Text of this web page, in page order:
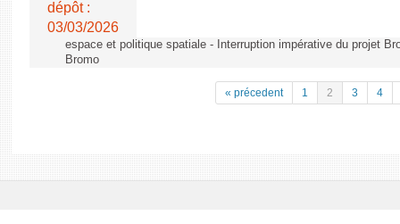
dépôt :
03/03/2026
espace et politique spatiale - Interruption impérative du projet
Bromo
« précedent 1 2 3 4